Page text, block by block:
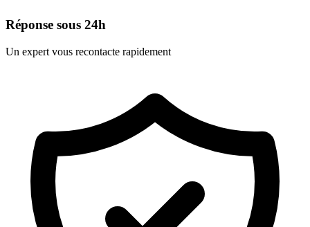
Réponse sous 24h
Un expert vous recontacte rapidement